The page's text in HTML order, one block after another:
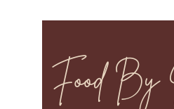
Food By